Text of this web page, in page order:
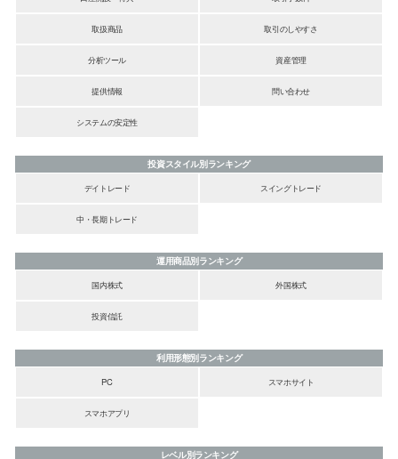
取扱商品 取引のしやすさ
分析ツール 資産管理
提供情報 問い合わせ
システムの安定性
投資スタイル別ランキング
デイトレード
スイングトレード
中・長期トレード
運用商品別ランキング
国内株式
外国株式
投資信託
利用形態別ランキング
PC
スマホサイト
スマホアプリ
レベル別ランキング